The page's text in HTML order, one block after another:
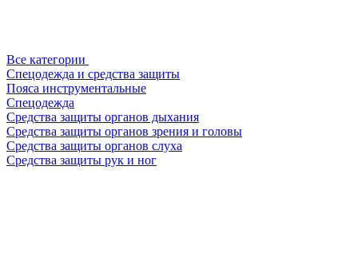
Все категории
Спецодежда и средства защиты
Пояса инструментальные
Спецодежда
Средства защиты органов дыхания
Средства защиты органов зрения и головы
Средства защиты органов слуха
Средства защиты рук и ног